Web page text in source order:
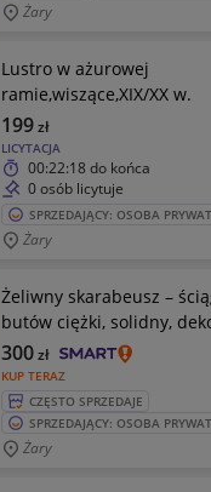
Żary
Lustro w ażurowej
ramie,wiszące,XIX/XX w.
LICYTACJA
199zł
00:22:18 do końca
0 osób licytuje
SPRZEDAJĄCY: OSOBA
Żary
Żeliwny skarabeusz –
butów ciężki, solidny,
KUP TERAZ
300zł
CZĘSTO SPRZEDAJE
SPRZEDAJĄCY: OSOBA
Żary